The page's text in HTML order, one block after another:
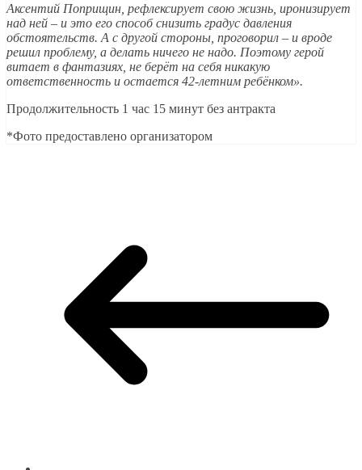
Аксентий Поприщин, рефлексирует свою жизнь, иронизирует
над ней – и это его способ снизить градус давления
обстоятельств. А с другой стороны, проговорил – и вроде
решил проблему, а делать ничего не надо. Поэтому герой
витает в фантазиях, не берёт на себя никакую
ответственность и остается 42-летним ребёнком».
Продолжительность 1 час 15 минут без антракта
*Фото предоставлено организатором